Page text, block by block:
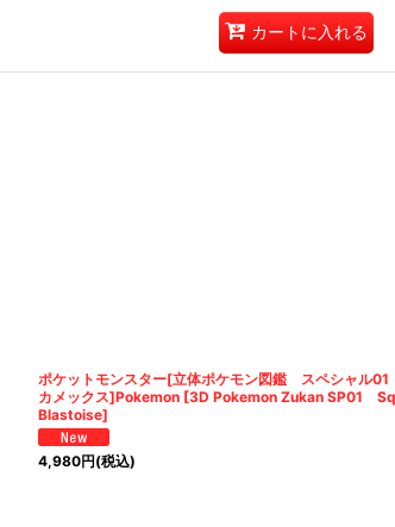
カートに入れる
ポケットモンスター[立体ポケモン図鑑 スペシャル
カメックス]Pokemon [3D Pokemon Zukan SP01
Blastoise]
4,980円(税込)